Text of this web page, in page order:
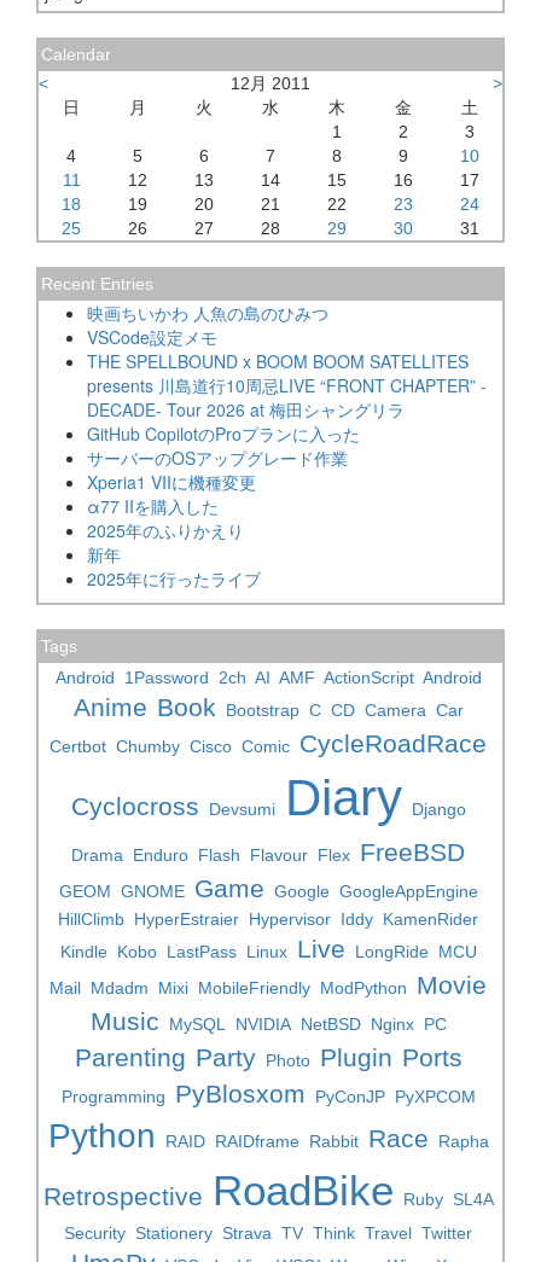
Calendar
<
12月 2011
>
日
月 火 水 木 金
土
1
2
3
4
5 6 7 8 9
10
11
12 13 14 15 16
17
18
19 20 21 22 23
24
25
26 27 28 29 30 31
Recent Entries
映画ちいかわ 人魚の島のひみつ
VSCode設定メモ
THE SPELLBOUND x BOOM BOOM SATELLITES
presents 川島道行10周忌LIVE “FRONT CHAPTER” -
DECADE- Tour 2026 at 梅田シャングリラ
GitHub CopilotのProプランに入った
サーバーのOSアップグレード作業
Xperia1 VIIに機種変更
α77 IIを購入した
2025年のふりかえり
新年
2025年に行ったライブ
Tags
Android
1Password 2ch AI AMF ActionScript Android
Anime Book Bootstrap C CD Camera Car
Certbot Chumby Cisco Comic CycleRoadRace
Cyclocross Devsumi Diary Django
Drama Enduro Flash Flavour Flex FreeBSD
GEOM GNOME Game Google GoogleAppEngine
HillClimb HyperEstraier Hypervisor Iddy KamenRider
Kindle Kobo LastPass Linux Live LongRide MCU
Mail Mdadm Mixi MobileFriendly ModPython
Movie
Music
MySQL NVIDIA NetBSD Nginx PC
Parenting Party Photo Plugin Ports
Programming PyBlosxom PyConJP PyXPCOM
Python RAID RAIDframe Rabbit Race Rapha
Retrospective RoadBike Ruby SL4A
Security Stationery Strava TV Think Travel Twitter